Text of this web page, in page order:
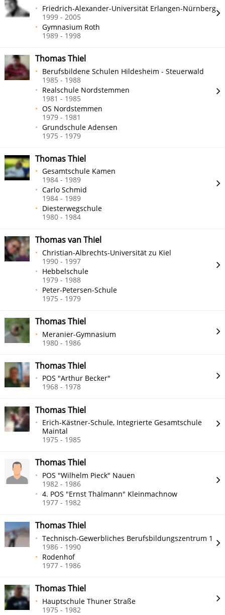
Friedrich-Alexander-Universität Erlangen-Nürnberg
1999 - 2005
Gymnasium Roth
1989 - 1998
Thomas Thiel
Berufsbildene Schulen Hildesheim - Steuerwald
1985 - 1988
Realschule Nordstemmen
1981 - 1985
OS Nordstemmen
1979 - 1981
Grundschule Adensen
1975 - 1979
Thomas Thiel
Gesamtschule Kamen
1984 - 1989
Carlo Schmid
1984 - 1989
Diesterwegschule
1980 - 1984
Thomas van Thiel
Christian-Albrechts-Universität zu Kiel
1990 - 1997
Hebbelschule
1979 - 1988
Peter-Petersen-Schule
1975 - 1979
Thomas Thiel
Meranier-Gymnasium
1980 - 1986
Thomas Thiel
POS "Arthur Becker"
1968 - 1978
Thomas Thiel
Erich-Kästner-Schule, Integrierte Gesamtschule
Maintal
1975 - 1985
Thomas Thiel
POS "Wilhelm Pieck" Nauen
1982 - 1986
4. POS "Ernst Thälmann" Kleinmachnow
1977 - 1982
Thomas Thiel
Technisch-Gewerbliches Berufsbildungszentrum 1
1986 - 1990
Rodenhof
1977 - 1986
Thomas Thiel
Hauptschule Thuner Straße
1975 - 1982